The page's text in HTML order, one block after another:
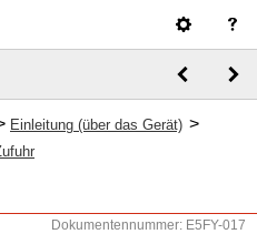
Einleitung (über das Gerät) >
Dokumentennummer: E5FY-017